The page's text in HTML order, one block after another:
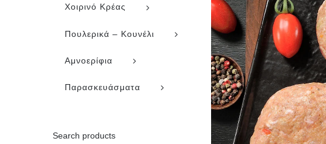
Χοιρινό Κρέας
Πουλερικά – Κουνέλι
Αμνοερίφια
Παρασκευάσματα
Search products